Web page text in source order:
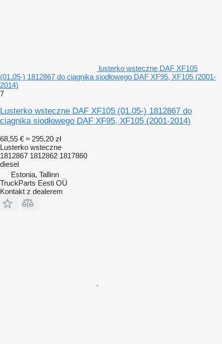
lusterko wsteczne DAF XF105
(01.05-) 1812867 do ciągnika siodłowego DAF XF95, XF105 (2001-
2014)
7
Lusterko wsteczne DAF XF105 (01.05-) 1812867 do
ciągnika siodłowego DAF XF95, XF105 (2001-2014)
68,55 € ≈ 295,20 zł
Lusterko wsteczne
1812867 1812862 1817860
diesel
Estonia, Tallinn
TruckParts Eesti OÜ
Kontakt z dealerem